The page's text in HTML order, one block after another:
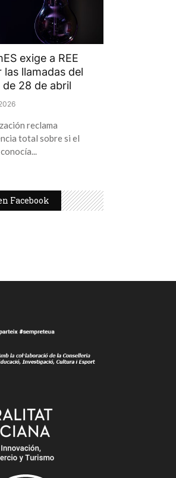
exige a REE
las llamadas del
de 28 de abril
reclama
total sobre si el
Facebook